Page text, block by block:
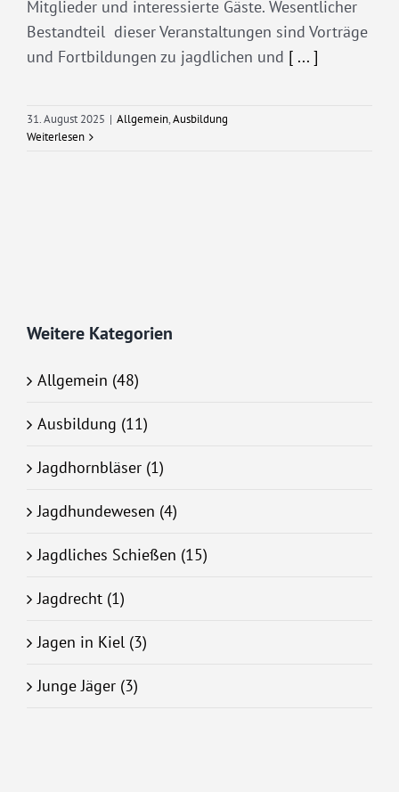
Mitglieder und interessierte Gäste. Wesentlicher
Bestandteil dieser Veranstaltungen sind Vorträge
und Fortbildungen zu jagdlichen und [ ... ]
31. August 2025 | Allgemein,Ausbildung
Weiterlesen
Weitere Kategorien
Allgemein (48)
Ausbildung (11)
Jagdhornbläser (1)
Jagdhundewesen (4)
Jagdliches Schießen (15)
Jagdrecht (1)
Jagen in Kiel (3)
Junge Jäger (3)